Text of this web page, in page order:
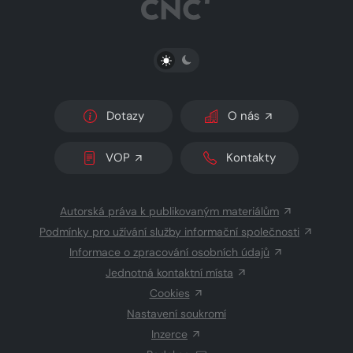
PŘEPNOUT SVĚTLÝ/TMAVÝ REŽIM
Dotazy O nás
VOP Kontakty
Autorská práva k publikovaným materiálům
Podmínky pro užívání služby informační společnosti
Informace o zpracování osobních údajů
Jednotná kontaktní místa
Cookies
Nastavení soukromí
Inzerce